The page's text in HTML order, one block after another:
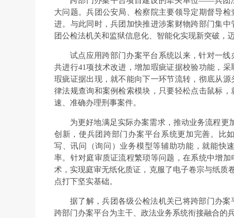
大问题。兵团公安局、检察院主要领导定期督导
进。与此同时，兵团加快推进涉案财物跨部门集
团公检法机关和监狱信息化、智能化实现新突破，
试点应用跨部门办案平台系统以来，针对一
共进行41项技术改进，增加瑕疵证据校验功能，
瑕疵证据出现，就不能向下一环节流转，彻底从
律法规查询和案例检索模块，只要轻松点击鼠标
速、准确办理刑事案件。
为更好地满足实际办案需求，推动业务流程更
创新，使兵团跨部门办案平台系统更加完善。比
写、讯问（询问）业务模型等辅助功能，就能快
率。针对庭审质证流程繁琐等问题，在系统中增
术，实现庭审无纸化质证，克服了电子卷宗与纸质
点打下坚实基础。
据了解，兵团各级公检法机关已将跨部门办
跨部门办案平台为主干、政法业务系统衔接融合的